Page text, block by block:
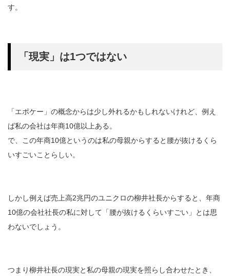
す。
「現実」は1つではない
「エポケー」の概念からは少し外れるかもしれないけれど、例え
ば私の会社は年商10億以上ある。
で、この年商10億というのは私の母親からすると腰が抜けるくら
いすごいことらしい。
しかし例えば売上高2兆円のユニクロの柳井社長からすると、年商
10億の会社社長の私に対して「腰が抜けるくらいすごい」とは思
わないでしょう。
つまり柳井社長の現実と私の母親の現実を照らし合わせたとき、